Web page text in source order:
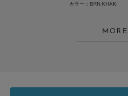
プライベートにも使えます。
カラー：BRN.KHAKI
MORE